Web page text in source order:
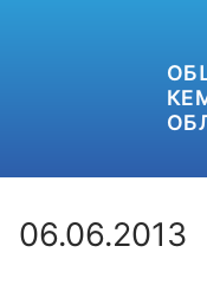
06.06.2013